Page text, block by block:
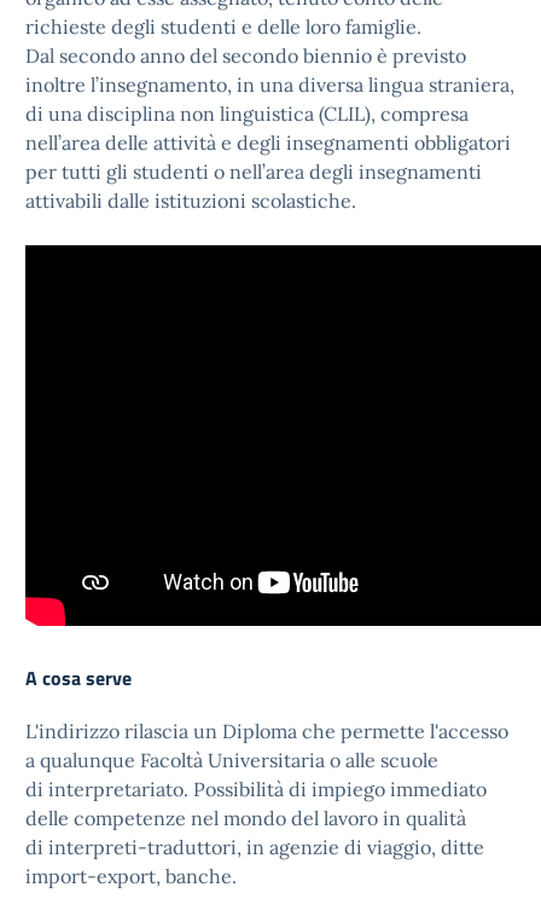
richieste degli studenti e delle loro famiglie.
Dal secondo anno del secondo biennio è previsto
inoltre l’insegnamento, in una diversa lingua straniera,
di una disciplina non linguistica (CLIL), compresa
nell’area delle attività e degli insegnamenti obbligatori
per tutti gli studenti o nell’area degli insegnamenti
attivabili dalle istituzioni scolastiche.
A cosa serve
L'indirizzo rilascia un Diploma che permette l'accesso
a qualunque Facoltà Universitaria o alle scuole
di interpretariato. Possibilità di impiego immediato
delle competenze nel mondo del lavoro in qualità
di interpreti-traduttori, in agenzie di viaggio, ditte
import-export, banche.